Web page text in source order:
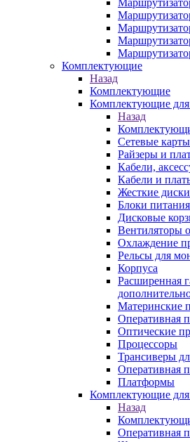
Комплектующие
Назад
Комплектующие
Комплектующие для
Назад
Сетевые карты
Райзеры и
Кабели,
Кабели и
Жесткие
Блоки питания
Дисковые
Вентиляторы
Охлаждение
Рельсы для
Корпуса
Расширенная
Материнские
Оперативная
Оптические
Процессоры
Трансиверы
Оперативная
Платформы
Комплектующие
Назад
Оперативная